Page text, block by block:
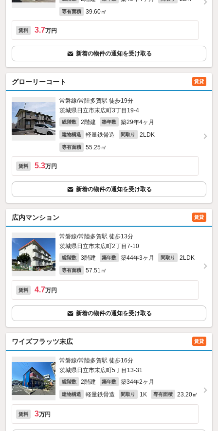
専有面積 39.60㎡
賃料 3.7万円
新着の物件の通知を受け取る
グローリーコート 賃貸
常磐線/常陸多賀駅 徒歩19分
茨城県日立市末広町3丁目19-4
総階数 2階建 築年数 築29年4ヶ月
建物構造 軽量鉄骨造 間取り 2LDK
専有面積 55.25㎡
賃料 5.3万円
新着の物件の通知を受け取る
広内マンション 賃貸
常磐線/常陸多賀駅 徒歩13分
茨城県日立市末広町2丁目7-10
総階数 3階建 築年数 築44年3ヶ月 間取り 2LDK
専有面積 57.51㎡
賃料 4.7万円
新着の物件の通知を受け取る
ワイズフラッツ末広 賃貸
常磐線/常陸多賀駅 徒歩16分
茨城県日立市末広町5丁目13-31
総階数 2階建 築年数 築34年2ヶ月
建物構造 軽量鉄骨造 間取り 1K 専有面積 23.20㎡
賃料 3万円